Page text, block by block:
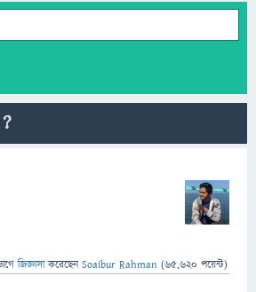
জিজ্ঞাসাকরেছেনSoaibur Rahman (65,620 পয়েন্ট)